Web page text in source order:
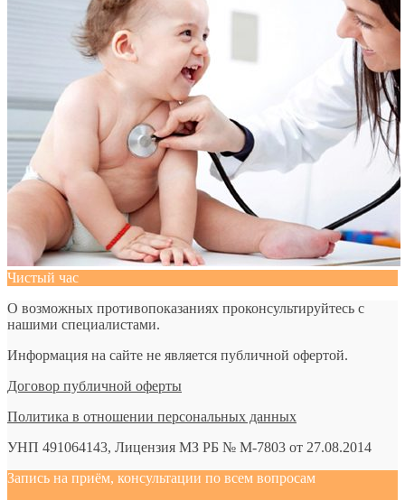
Чистый час
О возможных противопоказаниях проконсультируйтесь с
нашими специалистами.
Информация на сайте не является публичной офертой.
Договор публичной оферты
Политика в отношении персональных данных
УНП 491064143, Лицензия МЗ РБ № М-7803 от 27.08.2014
Запись на приём, консультации по всем вопросам